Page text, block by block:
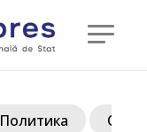
Политика